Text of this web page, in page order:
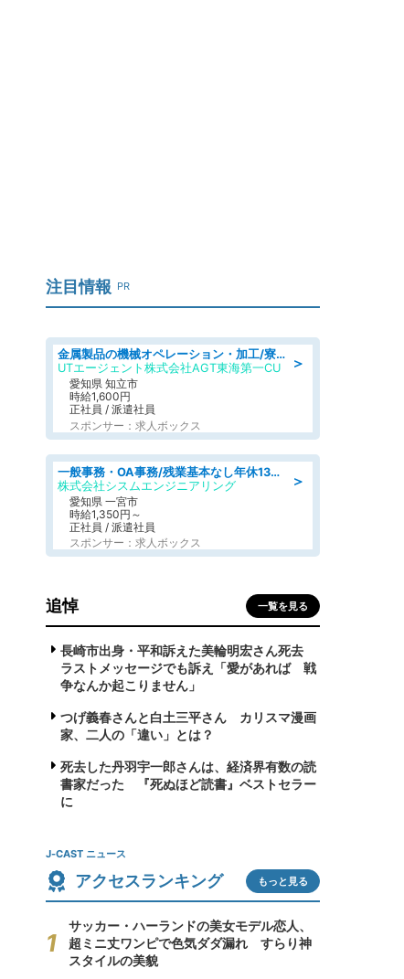
注目情報 PR
＞
金属製品の機械オペレーション・加工/寮完備/日払い/工場・製造
UTエージェント株式会社AGT東海第一CU
愛知県 知立市
時給1,600円
正社員 / 派遣社員
スポンサー：求人ボックス
＞
一般事務・OA事務/残業基本なし年休130日社保完備の一般・調達事務
株式会社シスムエンジニアリング
愛知県 一宮市
時給1,350円～
正社員 / 派遣社員
スポンサー：求人ボックス
追悼 一覧を見る
長崎市出身・平和訴えた美輪明宏さん死去
ラストメッセージでも訴え「愛があれば 戦
争なんか起こりません」
つげ義春さんと白土三平さん カリスマ漫画
家、二人の「違い」とは？
死去した丹羽宇一郎さんは、経済界有数の読
書家だった 『死ぬほど読書』ベストセラー
に
J-CAST ニュース
アクセスランキング もっと見る
サッカー・ハーランドの美女モデル恋人、
超ミニ丈ワンピで色気ダダ漏れ すらり神
スタイルの美貌